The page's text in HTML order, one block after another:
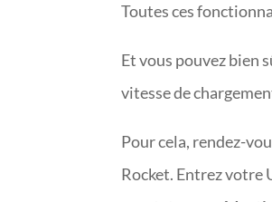
Toutes ces
Et vous pouvez bien
vitesse de
Pour cela, rendez-
Rocket. Entrez votre